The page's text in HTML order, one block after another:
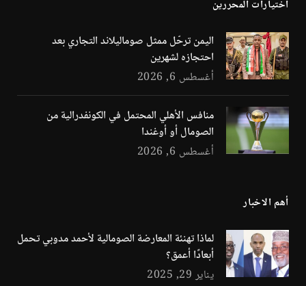
اختيارات المحررين
اليمن ترحّل ممثل صوماليلاند التجاري بعد
احتجازه لشهرين
أغسطس 6, 2026
منافس الأهلي المحتمل في الكونفدرالية من
الصومال أو أوغندا
أغسطس 6, 2026
أهم الاخبار
لماذا تهنئة المعارضة الصومالية لأحمد مدوبي تحمل
أبعادًا أعمق؟
يناير 29, 2025